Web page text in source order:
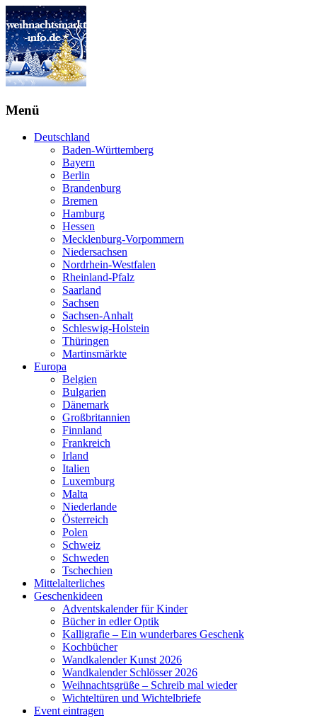
Menü
Deutschland
Baden-Württemberg
Bayern
Berlin
Brandenburg
Bremen
Hamburg
Hessen
Mecklenburg-Vorpommern
Niedersachsen
Nordrhein-Westfalen
Rheinland-Pfalz
Saarland
Sachsen
Sachsen-Anhalt
Schleswig-Holstein
Thüringen
Martinsmärkte
Europa
Belgien
Bulgarien
Dänemark
Großbritannien
Finnland
Frankreich
Irland
Italien
Luxemburg
Malta
Niederlande
Österreich
Polen
Schweiz
Schweden
Tschechien
Mittelalterliches
Geschenkideen
Adventskalender für Kinder
Bücher in edler Optik
Kalligrafie – Ein wunderbares Geschenk
Kochbücher
Wandkalender Kunst 2026
Wandkalender Schlösser 2026
Weihnachtsgrüße – Schreib mal wieder
Wichteltüren und Wichtelbriefe
Event eintragen